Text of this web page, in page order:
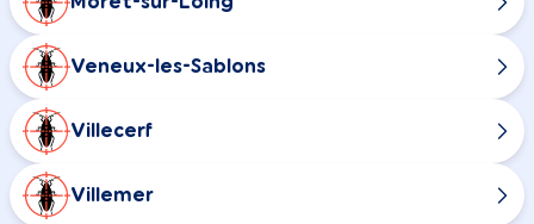
Veneux-les-Sablons
Villecerf
Villemer